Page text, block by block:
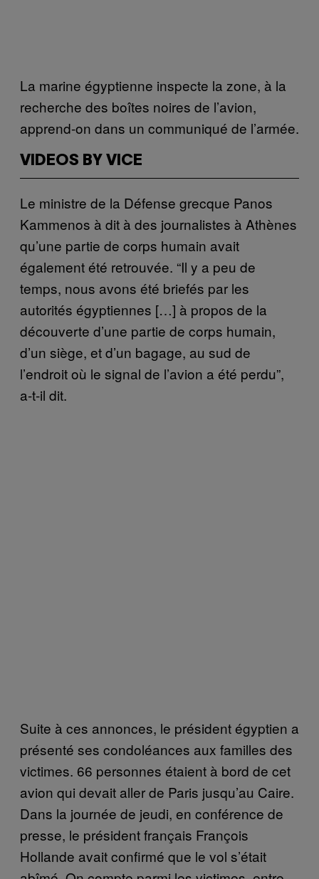
La marine égyptienne inspecte la zone, à la
recherche des boîtes noires de l’avion,
apprend-on dans un communiqué de l’armée.
VIDEOS BY VICE
Le ministre de la Défense grecque Panos
Kammenos à dit à des journalistes à Athènes
qu’une partie de corps humain avait
également été retrouvée. “Il y a peu de
temps, nous avons été briefés par les
autorités égyptiennes […] à propos de la
découverte d’une partie de corps humain,
d’un siège, et d’un bagage, au sud de
l’endroit où le signal de l’avion a été perdu”,
a-t-il dit.
Suite à ces annonces, le président égyptien a
présenté ses condoléances aux familles des
victimes. 66 personnes étaient à bord de cet
avion qui devait aller de Paris jusqu’au Caire.
Dans la journée de jeudi, en conférence de
presse, le président français François
Hollande avait confirmé que le vol s’était